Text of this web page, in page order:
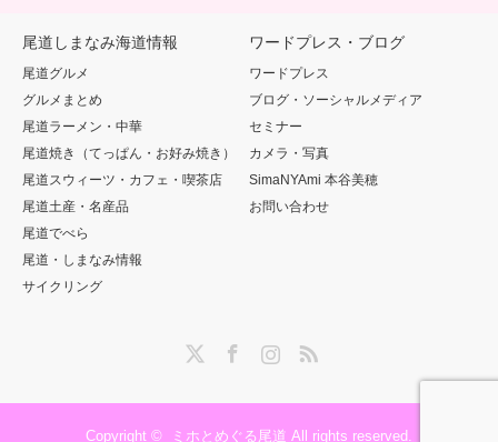
尾道しまなみ海道情報
尾道グルメ
グルメまとめ
尾道ラーメン・中華
尾道焼き（てっぱん・お好み焼き）
尾道スウィーツ・カフェ・喫茶店
尾道土産・名産品
尾道でべら
尾道・しまなみ情報
サイクリング
ワードプレス・ブログ
ワードプレス
ブログ・ソーシャルメディア
セミナー
カメラ・写真
SimaNYAmi 本谷美穂
お問い合わせ
InstagramRSS
Copyright © ミホとめぐる尾道 All rights reserved.